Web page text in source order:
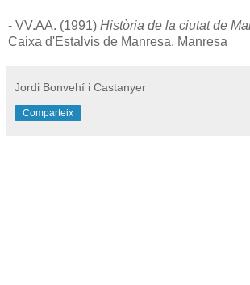
- VV.AA. (1991) Història de la ciutat de
Caixa d'Estalvis de Manresa. Manresa
Jordi Bonvehí i Castanyer
Comparteix